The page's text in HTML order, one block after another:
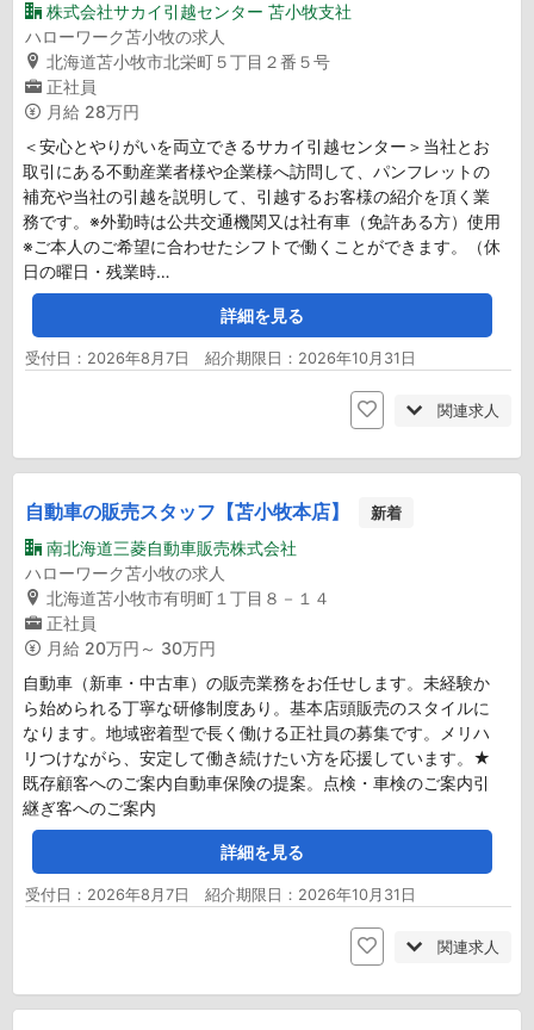
株式会社サカイ引越センター 苫小牧支社
ハローワーク苫小牧の求人
北海道苫小牧市北栄町５丁目２番５号
正社員
月給 28万円
＜安心とやりがいを両立できるサカイ引越センター＞当社とお
取引にある不動産業者様や企業様へ訪問して、パンフレットの
補充や当社の引越を説明して、引越するお客様の紹介を頂く業
務です。※外勤時は公共交通機関又は社有車（免許ある方）使用
※ご本人のご希望に合わせたシフトで働くことができます。（休
日の曜日・残業時…
詳細を見る
受付日：2026年8月7日 紹介期限日：2026年10月31日
関連求人
自動車の販売スタッフ【苫小牧本店】 新着
南北海道三菱自動車販売株式会社
ハローワーク苫小牧の求人
北海道苫小牧市有明町１丁目８－１４
正社員
月給 20万円～ 30万円
自動車（新車・中古車）の販売業務をお任せします。未経験か
ら始められる丁寧な研修制度あり。基本店頭販売のスタイルに
なります。地域密着型で長く働ける正社員の募集です。メリハ
リつけながら、安定して働き続けたい方を応援しています。★
既存顧客へのご案内自動車保険の提案。点検・車検のご案内引
継ぎ客へのご案内
詳細を見る
受付日：2026年8月7日 紹介期限日：2026年10月31日
関連求人